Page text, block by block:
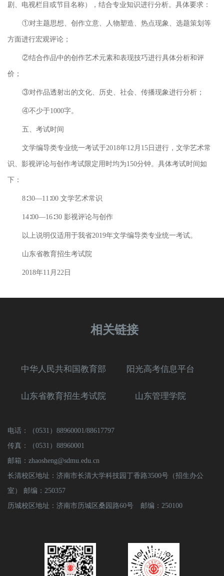
剧、电视栏目或节目名称），结合专业知识进行分析。具体要求：
①对主题思想、创作立意、人物塑造、热点现象、选题策划等
方面进行宏观评论；
②结合作品中的创作艺术元素和表现技巧进行具体分析和评
价；
③对作品透射出的文化、历史、社会、传播现象进行分析；
④不少于1000字。
五、考试时间
文学编导类专业统一考试于2018年12月15日进行，文学艺术常
识、影视评论与创作考试限定用时均为150分钟。具体考试时间如
下：
8∶30—11∶00 文学艺术常识
14∶00—16∶30 影视评论与创作
以上说明仅适用于我省2019年文学编导类专业统一考试。
山东省教育招生考试院
2018年11月22日
相关链接
中华人民共和国教育部 阳光高考信息平台
山东省教育招生考试院 山东管理学院
电话：（0531）88960001/88617797
传真：（0531）88960001
邮箱：zhaosheng@sdmu.edu.cn
长清校区地址：济南市长清大学科技园丁香路3500号（招生办公
室） 邮编：250357
历城校区地址：济南市历城区桑园路60号 邮编：250100